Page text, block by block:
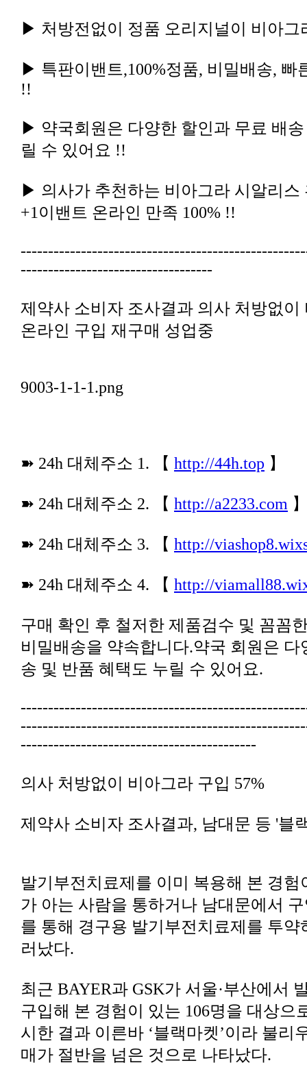
▶ 처방전없이 정품 오리지널이 비아그
!!
릴 수 있어요 !!
+1이밴트 온라인 만족 100% !!
-----------------------------------
온라인 구입 재구매 성업중
9003-1-1-1.png
➽ 24h 대체주소 1. 【 http://44h.top 】
➽ 24h 대체주소 2. 【 http://a2233.com
➽ 24h 대체주소 3. 【 http://
➽ 24h 대체주소 4. 【 http://
송 및 반품 혜택도 누릴 수 있어요.
-------------------------------------------
의사 처방없이 비아그라 구입 57%
제약사 소비자 조사결과, 남대문 등 '블
러났다.
매가 절반을 넘은 것으로 나타났다.